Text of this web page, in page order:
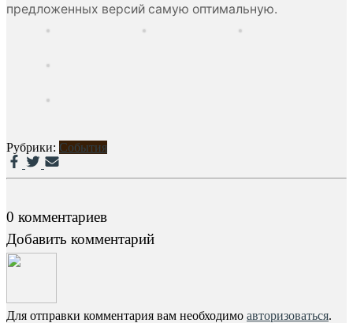
предложенных версий самую оптимальную.
Рубрики: События
0 комментариев
Добавить комментарий
Для отправки комментария вам необходимо авторизоваться.